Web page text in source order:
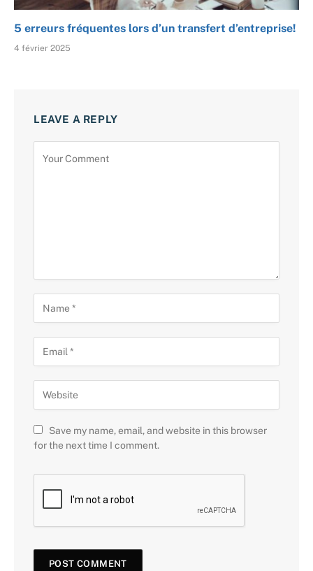
5 erreurs fréquentes lors d’un transfert d’entreprise!
4 février 2025
LEAVE A REPLY
Save my name, email, and website in this browser
for the next time I comment.